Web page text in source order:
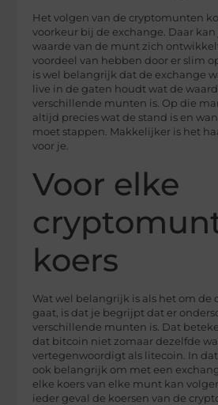
Het volgen van de cryptomunten
voorkeur bij de exchange. Daar
waarde van de munt zich
voordeel van hebben door er slim
is wel belangrijk dat de exchange
live in de gaten houdt wat de
verschillende munten is. Op die
altijd precies wat de stand is en
moet stappen. Makkelijker is het
voor je.
Voor elke
koers
Wat wel belangrijk is als het om de
gaat, is dat je begrijpt dat er
verschillende munten is. Dat
dat bitcoin niet zomaar dezelfde
vertegenwoordigt als litecoin. In
ook belangrijk om met een
elke koers van elke munt kan
ieder geval de koersen van de